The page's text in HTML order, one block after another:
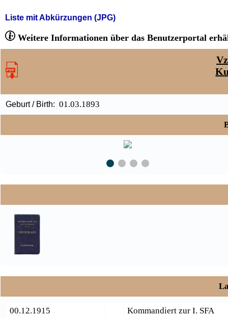
Liste mit Abkürzungen (JPG)
Weitere Informationen über das Benutzerportal
Geburt / Birth: 01.03.1893
00.12.1915
Kommandiert zur I. SFA